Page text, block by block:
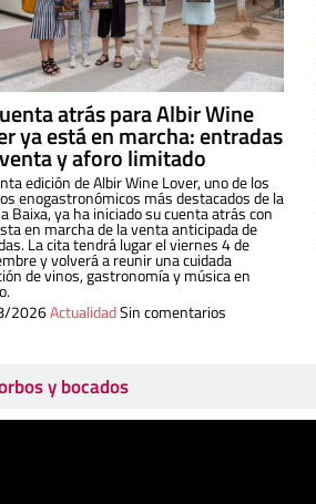
atrás para Albir Wine
ya está en marcha: entradas
y aforo limitado
edición de Albir Wine Lover, uno de los
enogastronómicos más destacados de la
Baixa, ya ha iniciado su cuenta atrás con
en marcha de la venta anticipada de
La cita tendrá lugar el viernes 4 de
y volverá a reunir una cuidada
de vinos, gastronomía y música en
2026ActualidadSin comentarios
y bocados